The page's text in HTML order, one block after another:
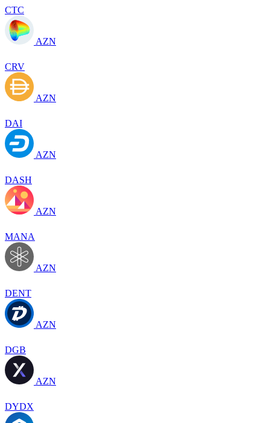
CTC
AZN
CRV
AZN
DAI
AZN
DASH
AZN
MANA
AZN
DENT
AZN
DGB
AZN
DYDX